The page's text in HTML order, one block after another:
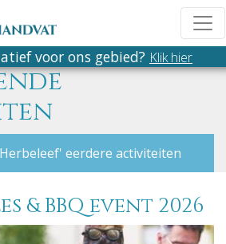
voor ons gebied? Klik hier
eerdere activiteiten
& BBQ event 2026